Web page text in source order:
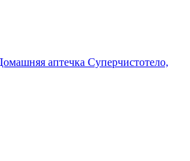
аптечка Суперчистотело,